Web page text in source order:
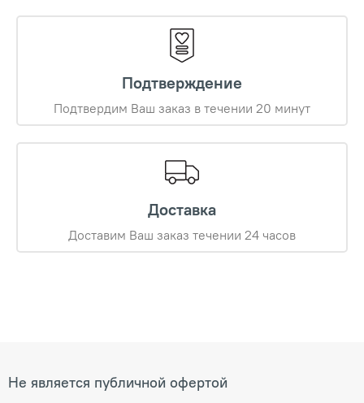
Подтверждение
Подтвердим Ваш заказ в течении 20 минут
Доставка
Доставим Ваш заказ течении 24 часов
Не является публичной офертой